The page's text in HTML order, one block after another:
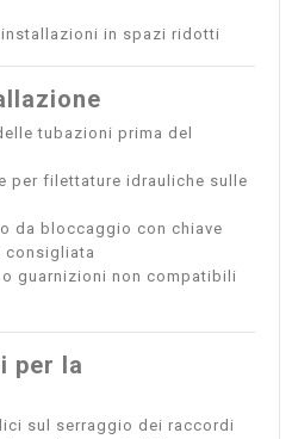
in spazi ridotti
tubazioni prima del
per filettature idrauliche sulle
da bloccaggio con chiave
consigliata
guarnizioni non compatibili
per la
sul serraggio dei raccordi